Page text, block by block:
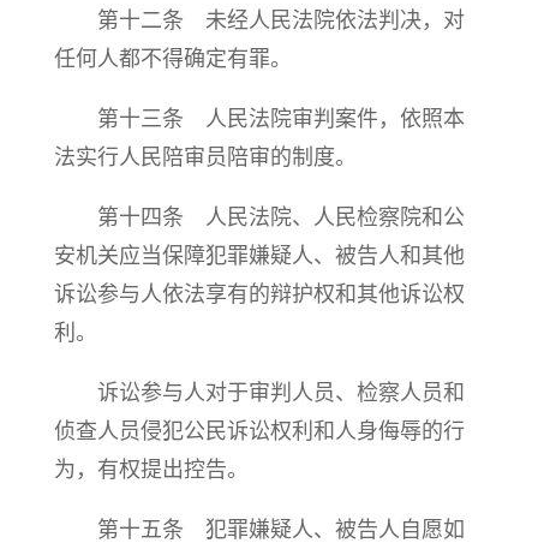
第十二条 未经人民法院依法判决，对
任何人都不得确定有罪。
第十三条 人民法院审判案件，依照本
法实行人民陪审员陪审的制度。
第十四条 人民法院、人民检察院和公
安机关应当保障犯罪嫌疑人、被告人和其他
诉讼参与人依法享有的辩护权和其他诉讼权
利。
诉讼参与人对于审判人员、检察人员和
侦查人员侵犯公民诉讼权利和人身侮辱的行
为，有权提出控告。
第十五条 犯罪嫌疑人、被告人自愿如